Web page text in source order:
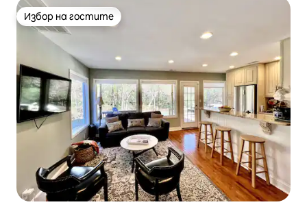
Избор на гостите
Избор на гостите